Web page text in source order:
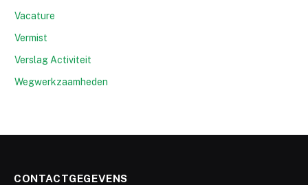
Vacature
Vermist
Verslag Activiteit
Wegwerkzaamheden
CONTACTGEGEVENS